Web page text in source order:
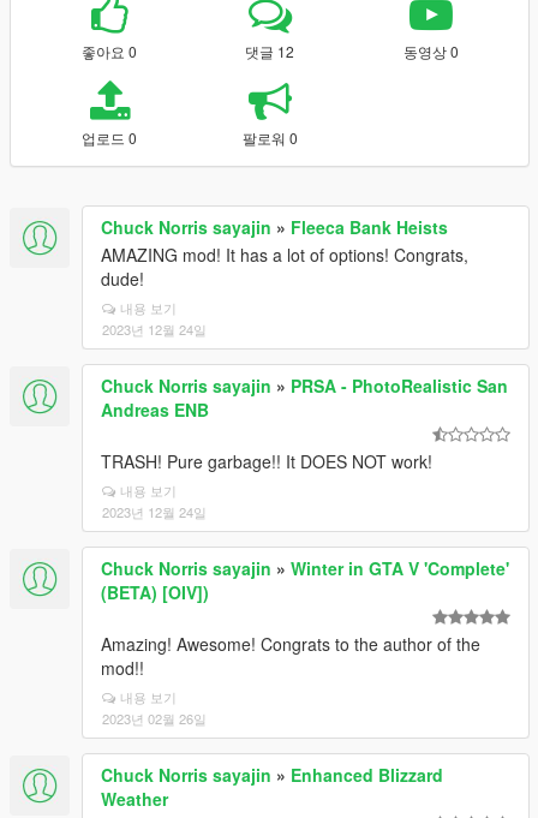
좋아요 0 댓글 12 동영상 0
업로드 0 팔로워 0
Chuck Norris sayajin » Fleeca Bank Heists
AMAZING mod! It has a lot of options! Congrats,
dude!
내용 보기
2023년 12월 24일
Chuck Norris sayajin » PRSA - PhotoRealistic San
Andreas ENB
TRASH! Pure garbage!! It DOES NOT work!
내용 보기
2023년 12월 24일
Chuck Norris sayajin » Winter in GTA V 'Complete'
(BETA) [OIV])
Amazing! Awesome! Congrats to the author of the
mod!!
내용 보기
2023년 02월 26일
Chuck Norris sayajin » Enhanced Blizzard
Weather